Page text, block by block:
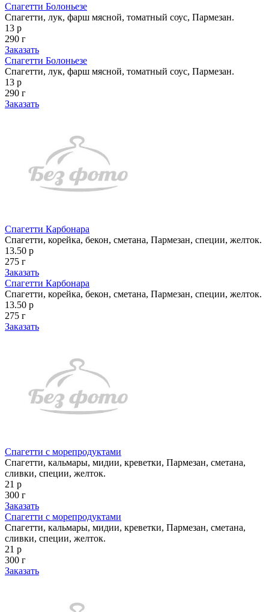
Спагетти Болоньезе
Спагетти, лук, фарш мясной, томатный соус, Пармезан.
13 р
290 г
Заказать
Спагетти Болоньезе
Спагетти, лук, фарш мясной, томатный соус, Пармезан.
13 р
290 г
Заказать
Спагетти Карбонара
Спагетти, корейка, бекон, сметана, Пармезан, специи, желток.
13.50 р
275 г
Заказать
Спагетти Карбонара
Спагетти, корейка, бекон, сметана, Пармезан, специи, желток.
13.50 р
275 г
Заказать
Спагетти с морепродуктами
Спагетти, кальмары, мидии, креветки, Пармезан, сметана,
сливки, специи, желток.
21 р
300 г
Заказать
Спагетти с морепродуктами
Спагетти, кальмары, мидии, креветки, Пармезан, сметана,
сливки, специи, желток.
21 р
300 г
Заказать